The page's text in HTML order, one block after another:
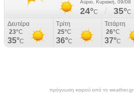
πρόγνωση καιρού από το weather.gr